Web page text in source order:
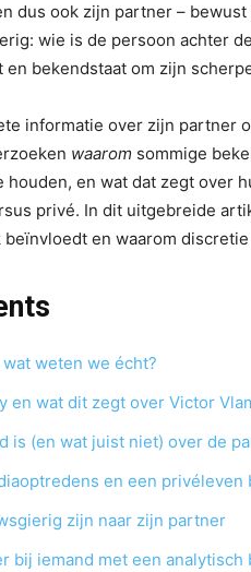
dus ook zijn partner –
wie is de persoon achter
bekendstaat om zijn
informatie over zijn partner
waarom sommige
houden, en wat dat zegt over
privé. In dit uitgebreide
en waarom
weten we écht?
en wat dit zegt over Victor
is (en wat juist niet) over de
en een
zijn naar zijn partner
bij iemand met een analytisch